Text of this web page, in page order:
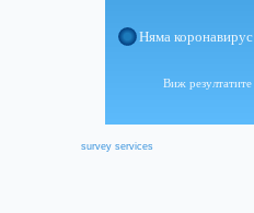
Няма коронавирус
Виж резултатите
survey services